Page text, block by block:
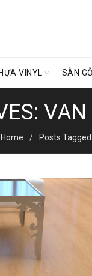
VINYL SÀN
Home Posts